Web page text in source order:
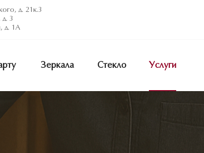
д. 21к.3
3
д. 1А
Зеркала Стекло Услуги